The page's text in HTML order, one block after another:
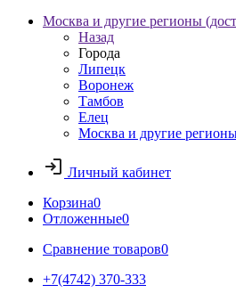
Москва и другие регионы
Назад
Города
Липецк
Воронеж
Тамбов
Елец
Москва и другие
Личный кабинет
Корзина0
Отложенные0
Сравнение товаров0
+7(4742) 370-333